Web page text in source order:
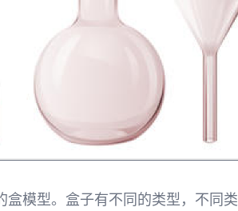
盒模型。盒子有不同的类型，不同